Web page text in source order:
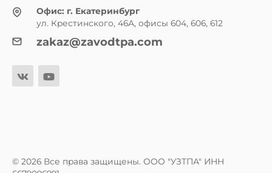
Офис: г. Екатеринбург
ул. Крестинского, 46А, офисы 604, 606, 612
zakaz@zavodtpa.com
© 2026 Все права защищены. ООО "УЗТПА" ИНН